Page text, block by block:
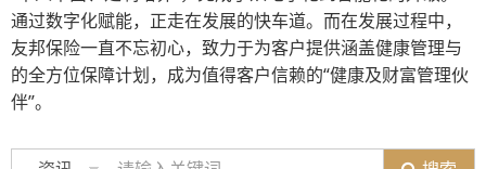
通过数字化赋能，正走在发展的快车道。而在发展过程中，
友邦保险一直不忘初心，致力于为客户提供涵盖健康管理与
的全方位保障计划，成为值得客户信赖的“健康及财富管理伙
伴”。